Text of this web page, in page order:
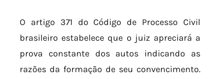
O artigo 371 do Código de Processo Civil
brasileiro estabelece que o juiz apreciará a
prova constante dos autos indicando as
razões da formação de seu convencimento.